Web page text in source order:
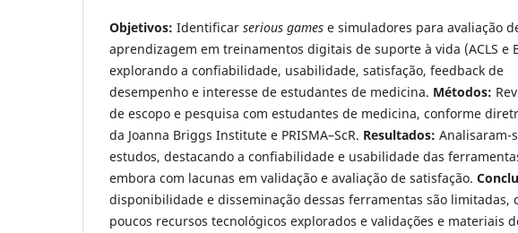
Objetivos: Identificar serious games e simuladores para avaliação
aprendizagem em treinamentos digitais de suporte à vida (ACLS e
explorando a confiabilidade, usabilidade, satisfação, feedback de
desempenho e interesse de estudantes de medicina. Métodos:
de escopo e pesquisa com estudantes de medicina, conforme
da Joanna Briggs Institute e PRISMA–ScR. Resultados: Analisaram-
estudos, destacando a confiabilidade e usabilidade das
embora com lacunas em validação e avaliação de satisfação.
disponibilidade e disseminação dessas ferramentas são limitadas,
poucos recursos tecnológicos explorados e validações e materiais